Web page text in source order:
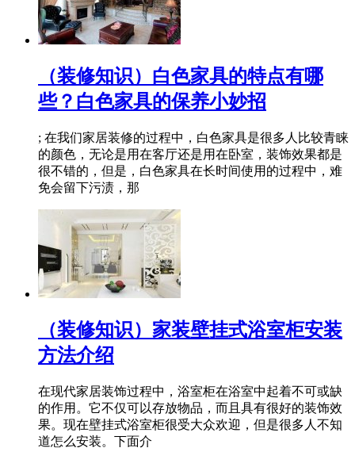
（装修知识）白色家具的特点有哪
些？白色家具的保养小妙招
; 在我们家居装修的过程中，白色家具是很多人比较青睐
的颜色，无论是用在客厅还是用在卧室，装饰效果都是
很不错的，但是，白色家具在长时间使用的过程中，难
免会留下污渍，那
（装修知识）家装壁挂式浴室柜安装
方法介绍
在现代家居装饰过程中，浴室柜在浴室中起着不可或缺
的作用。它不仅可以存放物品，而且具有很好的装饰效
果。现在壁挂式浴室柜很受大众欢迎，但是很多人不知
道怎么安装。下面介